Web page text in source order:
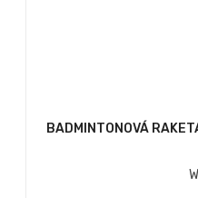
BADMINTONOVÁ